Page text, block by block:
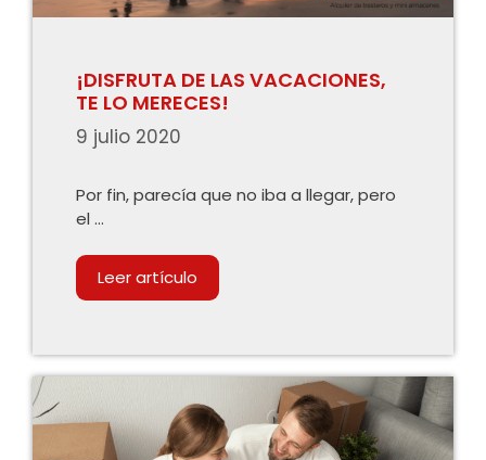
¡DISFRUTA DE LAS VACACIONES,
TE LO MERECES!
9 julio 2020
Por fin, parecía que no iba a llegar, pero
el …
Leer artículo